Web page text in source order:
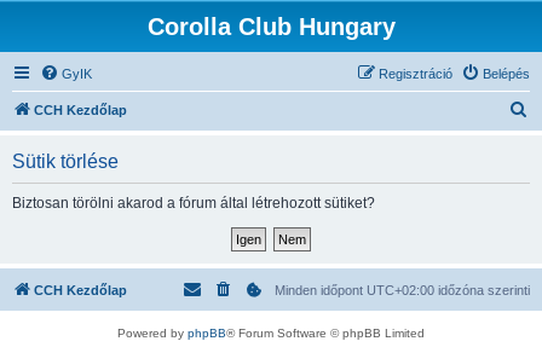
Corolla Club Hungary
GyIK Belépés
Regisztráció
CCH Kezdőlap
s
Sütik törlése
Biztosan törölni akarod a fórum által létrehozott sütiket?
CCH Kezdőlap Minden időpont UTC+02:00 időzóna szerinti
Powered by phpBB® Forum Software © phpBB Limited